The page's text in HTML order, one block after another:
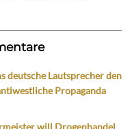
deutsche Lautsprecher den
Propaganda